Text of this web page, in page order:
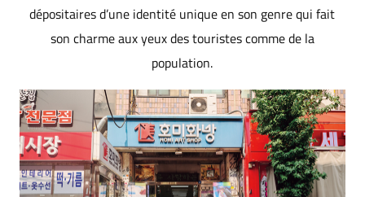
dépositaires d’une identité unique en son genre qui fait
son charme aux yeux des touristes comme de la
population.